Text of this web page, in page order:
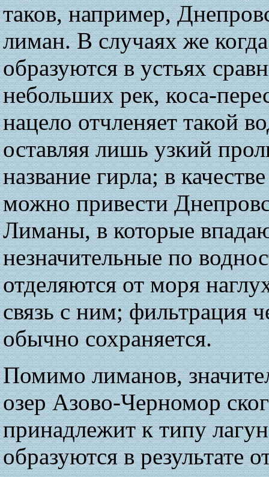
таков, например,
лиман. В случаях же
образуются в устьях
небольших рек, коса-
нацело отчленяет такой
оставляя лишь узкий
название гирла; в
можно привести
Лиманы, в которые
незначительные по
отделяются от моря
связь с ним; фильтрация
обычно сохраняется.
Помимо лиманов,
озер Азово-Черномор
принадлежит к типу
образуются в результате